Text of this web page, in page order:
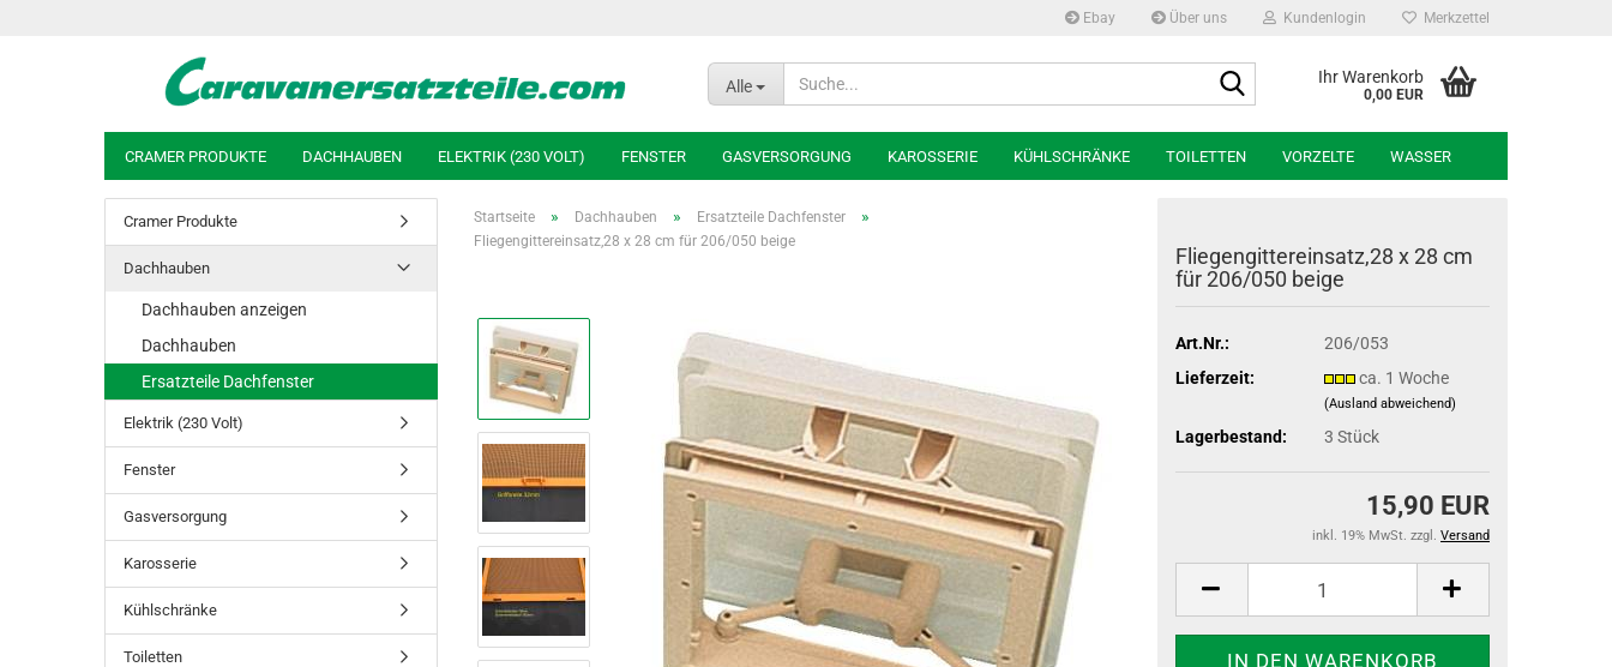
Ebay Über uns Kundenlogin Merkzettel
Alle Ihr Warenkorb
0,00 EUR
CRAMER PRODUKTE DACHHAUBEN ELEKTRIK (230 VOLT) FENSTER GASVERSORGUNG KAROSSERIE KÜHLSCHRÄNKE TOILETTEN VORZELTE WASSER
Startseite » Dachhauben » Ersatzteile Dachfenster »
Fliegengittereinsatz,28 x 28 cm für 206/050 beige
Flie­gen­git­ter­ein­satz,28 x 28 cm
für 206/050 beige
Art.Nr.:
206/053
Lieferzeit:
ca. 1 Woche
(Ausland abweichend)
Lagerbestand: 3 Stück
15,90 EUR
inkl. 19% MwSt. zzgl. Versand
Cramer Produkte
Dachhauben
Dachhauben anzeigen
Dachhauben
Ersatzteile Dachfenster
Elektrik (230 Volt)
Fenster
Gasversorgung
Karosserie
Kühlschränke
Toiletten